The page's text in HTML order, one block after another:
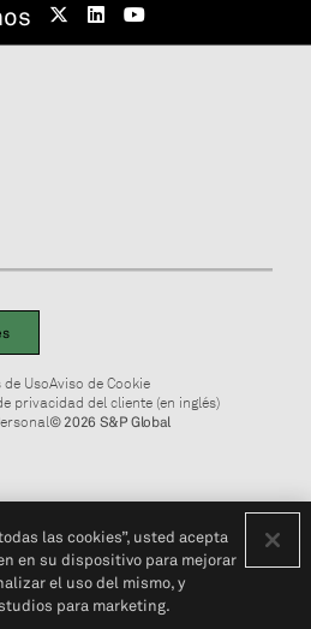
de UsoAviso de Cookie
privacidad del cliente (en inglés)
© 2026 S&P Global
las cookies”, usted acepta
en su dispositivo para mejorar
el uso del mismo, y
para marketing.